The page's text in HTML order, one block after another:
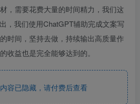
，需要花费大量的时间精力，我们这
，我们使用ChatGPT辅助完成文案写
时间，坚持去做，持续输出高质量作
收益也是完全能够达到的。
容已隐藏，请付费后查看